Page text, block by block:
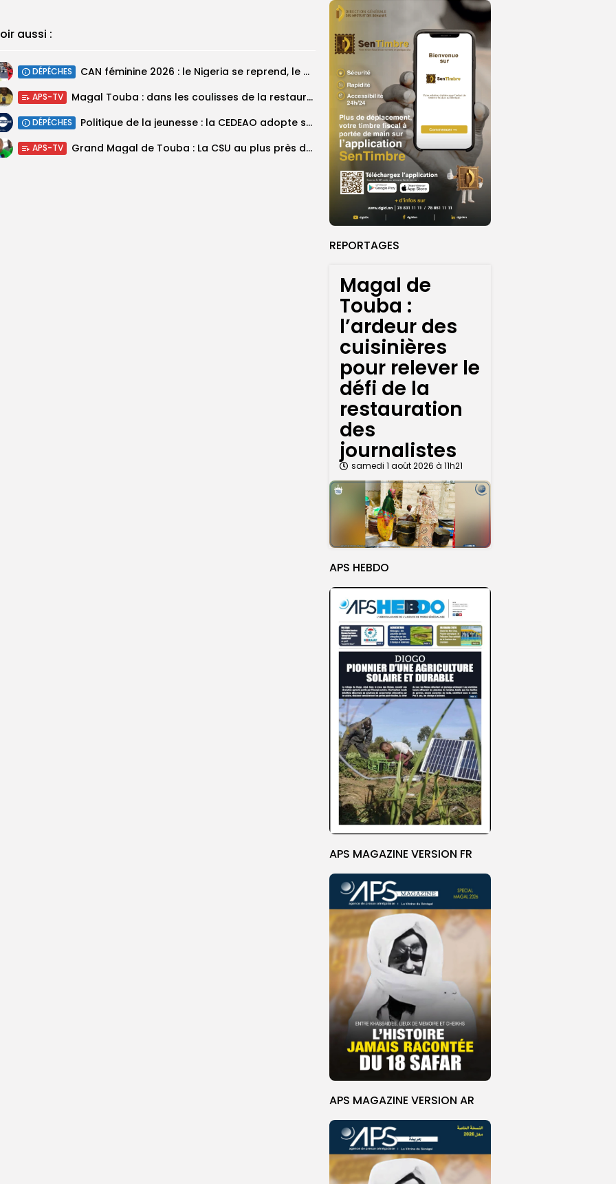
REPORTAGES
Magal de
Touba :
l’ardeur des
cuisinières
pour relever le
défi de la
restauration
des
journalistes
samedi 1 août 2026 à 11h21
APS HEBDO
APS MAGAZINE VERSION FR
APS MAGAZINE VERSION AR
aussi :
DÉPÊCHES ‎CAN féminine 2026 : le Nigeria se reprend, le Malawi surprend encore...
APS-TV Magal Touba : dans les coulisses de la restauration de la presse...
DÉPÊCHES Politique de la jeunesse : la CEDEAO adopte son plan d’actions stratégiques...
APS-TV Grand Magal de Touba : La CSU au plus près des pèlerins